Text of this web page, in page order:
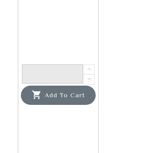
 Add To Cart